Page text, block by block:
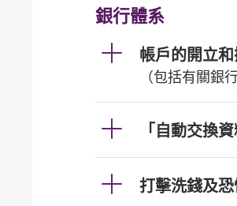
銀行體系
帳戶的開立
（包括有關銀
「自動交換
打擊洗錢及